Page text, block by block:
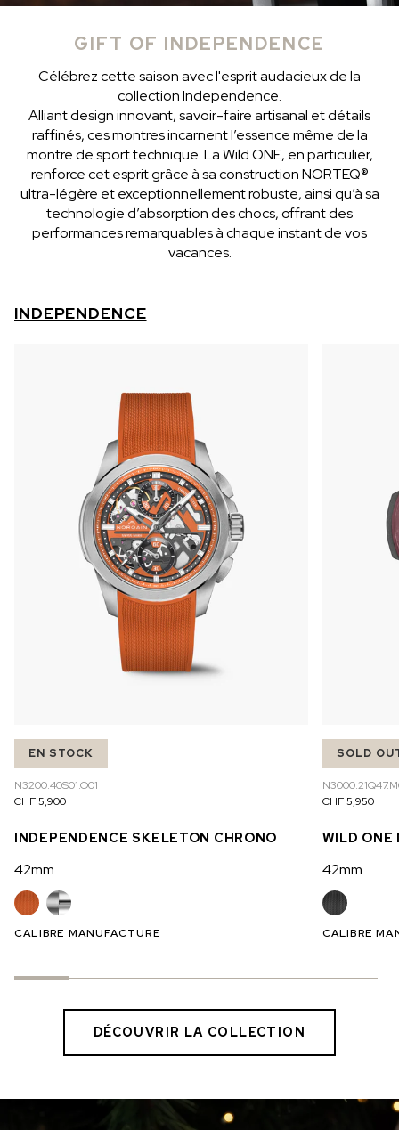
GIFT OF INDEPENDENCE
Célébrez cette saison avec l'esprit audacieux de la
collection Independence.
Alliant design innovant, savoir-faire artisanal et détails
raffinés, ces montres incarnent l’essence même de la
montre de sport technique. La Wild ONE, en particulier,
renforce cet esprit grâce à sa construction NORTEQ®
ultra-légère et exceptionnellement robuste, ainsi qu’à sa
technologie d’absorption des chocs, offrant des
performances remarquables à chaque instant de vos
vacances.
INDEPENDENCE
EN STOCK
N3200.40S01.O01
CHF 5,900
INDEPENDENCE SKELETON CHRONO
42mm
CALIBRE MANUFACTURE
SOLD
CHF 5,950
WILD ONE
42mm
CALIBRE
DÉCOUVRIR LA COLLECTION